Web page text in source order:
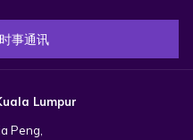
事通讯
Lumpur
Peng,